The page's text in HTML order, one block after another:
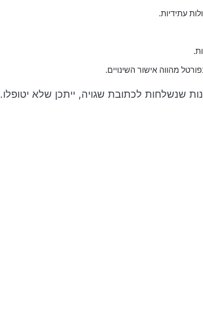
עתידיות.
מהווה אישור השינויים.
שנשלחות לכתובת שגויה, ייתכן שלא יטופלו.